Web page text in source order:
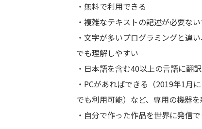
・無料で利用できる
・複雑なテキストの記述が必要な
・文字が多いプログラミングと違
でも理解しやすい
・日本語を含む40以上の言語に翻
・PCがあればできる（2019年1月
でも利用可能）など、専用の機器
・自分で作った作品を世界に発信